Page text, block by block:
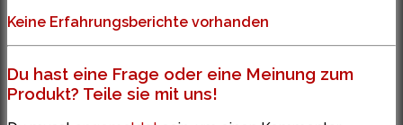
Keine Erfahrungsberichte vorhanden
Du hast eine Frage oder eine Meinung zum
Produkt? Teile sie mit uns!